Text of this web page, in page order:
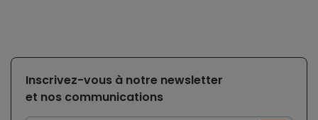
Inscrivez-vous à notre newsletter
et nos communications